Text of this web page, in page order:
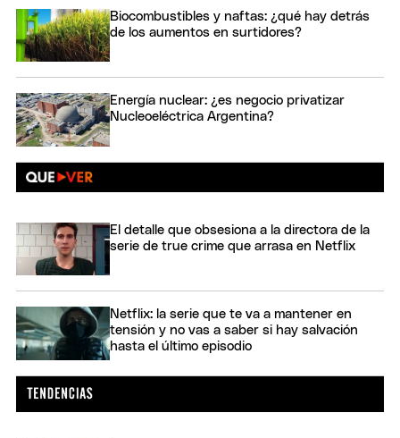
Biocombustibles y naftas: ¿qué hay detrás
de los aumentos en surtidores?
Energía nuclear: ¿es negocio privatizar
Nucleoeléctrica Argentina?
El detalle que obsesiona a la directora de la
serie de true crime que arrasa en Netflix
Netflix: la serie que te va a mantener en
tensión y no vas a saber si hay salvación
hasta el último episodio